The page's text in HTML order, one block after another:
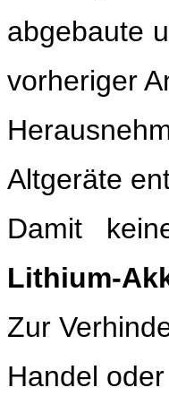
abgebaute
vorheriger
Altgeräte
Damit
Lithium-
Zur
Handel